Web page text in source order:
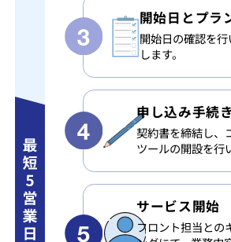
開始日とプラ
開始日の確認を
します。
申し込み手続き
契約書を締結し、
ツールの開設を行
サービス開始
フロント担当との